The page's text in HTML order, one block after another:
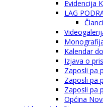
Evidencija
LAG
Kalendar
Izjava o
Zaposli pa
Zaposli pa
Zaposli pa
Općina